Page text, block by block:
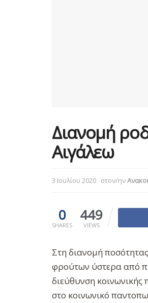
Διανομή
Αιγάλεω
3 Ιουλίου 2020 στον/ην
0
SHARES
449
VIEWS
Στη διανομή
φρούτων ύστερα από
διεύθυνση κοινωνικής
στο κοινωνικό